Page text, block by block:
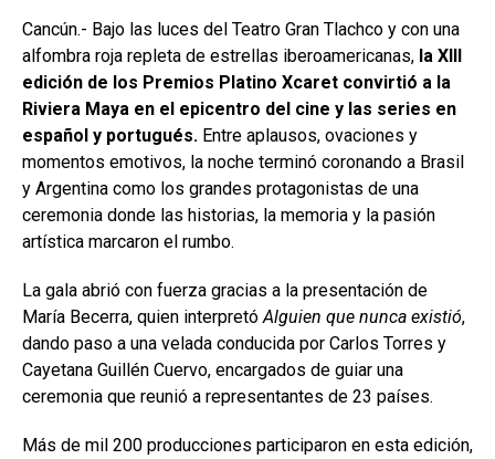
Cancún.- Bajo las luces del Teatro Gran Tlachco y con una
alfombra roja repleta de estrellas iberoamericanas, la XIII
edición de los Premios Platino Xcaret convirtió a la
Riviera Maya en el epicentro del cine y las series en
español y portugués. Entre aplausos, ovaciones y
momentos emotivos, la noche terminó coronando a Brasil
y Argentina como los grandes protagonistas de una
ceremonia donde las historias, la memoria y la pasión
artística marcaron el rumbo.
La gala abrió con fuerza gracias a la presentación de
María Becerra, quien interpretó Alguien que nunca existió,
dando paso a una velada conducida por Carlos Torres y
Cayetana Guillén Cuervo, encargados de guiar una
ceremonia que reunió a representantes de 23 países.
Más de mil 200 producciones participaron en esta edición,